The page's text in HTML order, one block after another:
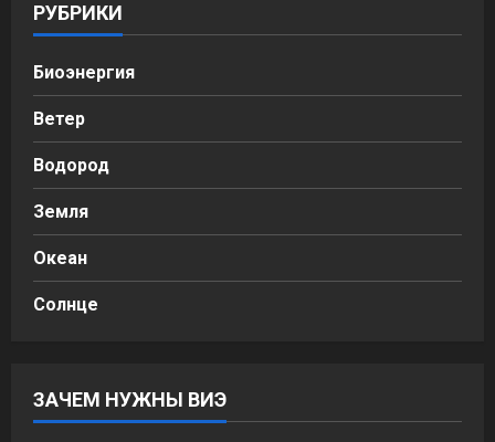
РУБРИКИ
Биоэнергия
Ветер
Водород
Земля
Океан
Солнце
ЗАЧЕМ НУЖНЫ ВИЭ